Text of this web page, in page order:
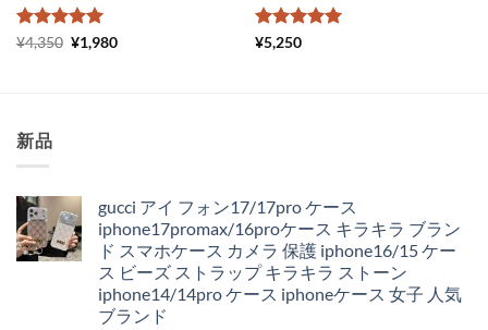
5段階中5の
¥4,350 元
¥1,980現
5段階中
¥5,250
新品
gucci アイ フォン17/17pro ケース
iphone17promax/16proケース キラキラ ブラン
ド スマホケース カメラ 保護 iphone16/15 ケー
ス ビーズ ストラップ キラキラ ストーン
iphone14/14pro ケース iphoneケース 女子 人気
ブランド